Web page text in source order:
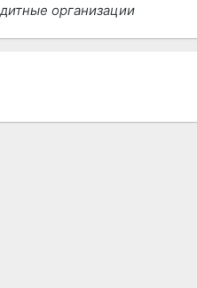
организации